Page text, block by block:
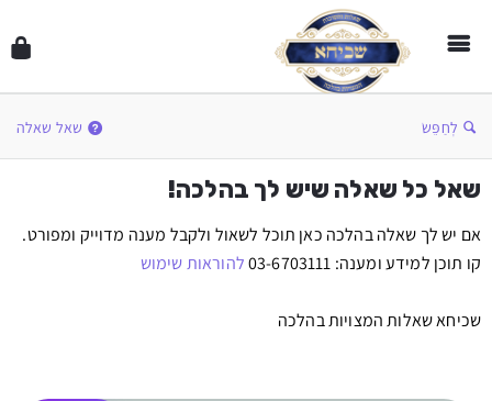
לְחַפֵּשׂ שאל שאלה
שאל כל שאלה שיש לך בהלכה!
אם יש לך שאלה בהלכה כאן תוכל לשאול ולקבל מענה מדוייק ומפורט.
קו תוכן למידע ומענה: 03-6703111
להוראות שימוש
שכיחא שאלות המצויות בהלכה